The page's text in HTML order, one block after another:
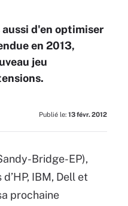
d'en optimiser
en 2013,
jeu
Publié le: 13 févr. 2012
Bridge-EP),
IBM, Dell et
prochaine